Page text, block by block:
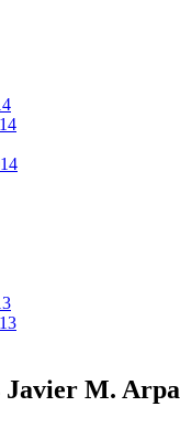
Javier M. Arpa